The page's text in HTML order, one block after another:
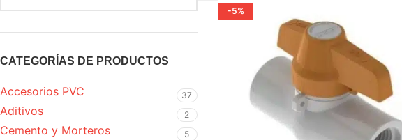
CATEGORÍAS DE PRODUCTOS
Accesorios PVC 37
Aditivos 2
Cemento y Morteros 5
-5%